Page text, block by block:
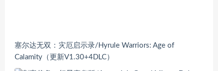
塞尔达无双：灾厄启示录/Hyrule Warriors: Age of
Calamity（更新V1.30+4DLC）